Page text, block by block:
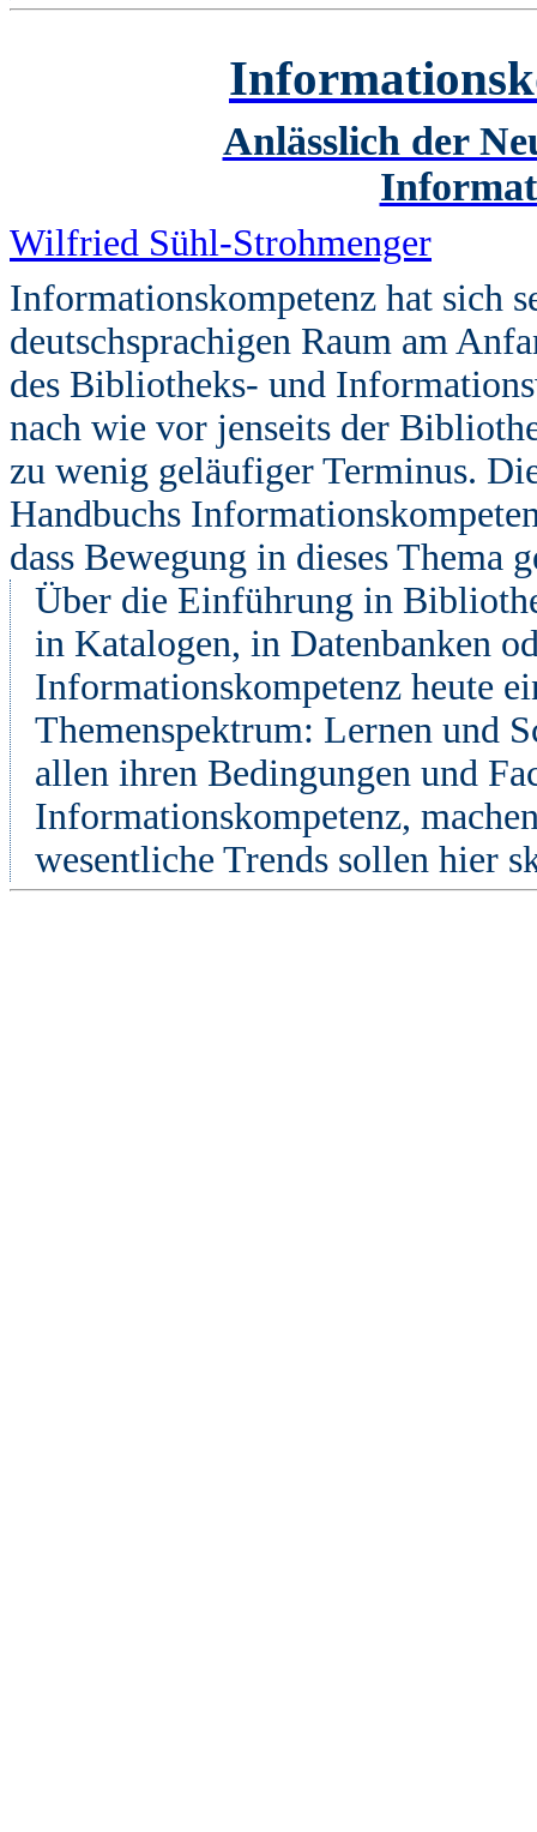
Anlässlich der
Wilfried Sühl-Strohmenger
Informationskompetenz hat sich
deutschsprachigen Raum am
des Bibliotheks- und
nach wie vor jenseits der
zu wenig geläufiger Terminus.
Handbuchs
dass Bewegung in dieses Thema
Über die Einführung in
in Katalogen, in Datenbanken
Informationskompetenz heute
Themenspektrum: Lernen und
allen ihren Bedingungen und
Informationskompetenz,
wesentliche Trends sollen hier